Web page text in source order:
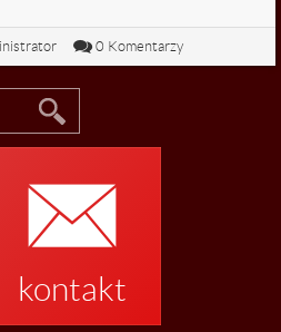
0 Komentarzy

kontakt